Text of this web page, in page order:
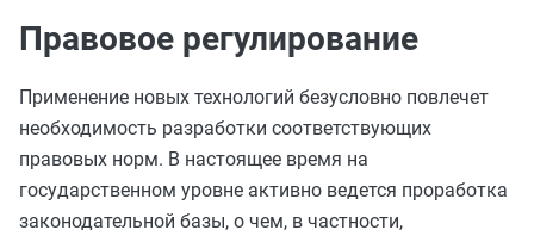
Правовое регулирование
Применение новых технологий безусловно повлечет
необходимость разработки соответствующих
правовых норм. В настоящее время на
государственном уровне активно ведется проработка
законодательной базы, о чем, в частности,